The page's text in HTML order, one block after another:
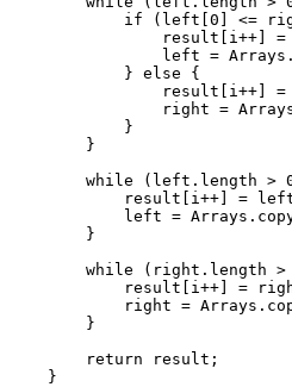
if (left[0] <=
result[i++] =
left =
            } else {
result[i++] =
right =
            }
        }
while (left.length >
result[i++] =
left =
        }
while (right.length >
result[i++] =
right =
        }
        return result;
    }